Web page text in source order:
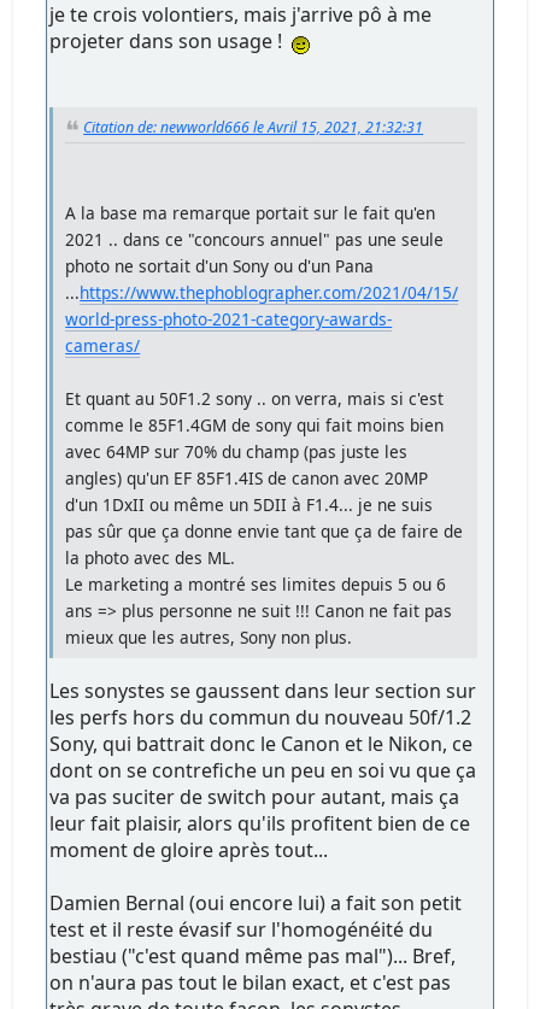
je te crois volontiers, mais j'arrive pô à me
projeter dans son usage !
Citation de: newworld666 le Avril 15, 2021, 21:32:31
A la base ma remarque portait sur le fait qu'en
2021 .. dans ce "concours annuel" pas une seule
photo ne sortait d'un Sony ou d'un Pana
...https://www.thephoblographer.com/2021/04/15/
world-press-photo-2021-category-awards-
cameras/
Et quant au 50F1.2 sony .. on verra, mais si c'est
comme le 85F1.4GM de sony qui fait moins bien
avec 64MP sur 70% du champ (pas juste les
angles) qu'un EF 85F1.4IS de canon avec 20MP
d'un 1DxII ou même un 5DII à F1.4... je ne suis
pas sûr que ça donne envie tant que ça de faire de
la photo avec des ML.
Le marketing a montré ses limites depuis 5 ou 6
ans => plus personne ne suit !!! Canon ne fait pas
mieux que les autres, Sony non plus.
Les sonystes se gaussent dans leur section sur
les perfs hors du commun du nouveau 50f/1.2
Sony, qui battrait donc le Canon et le Nikon, ce
dont on se contrefiche un peu en soi vu que ça
va pas suciter de switch pour autant, mais ça
leur fait plaisir, alors qu'ils profitent bien de ce
moment de gloire après tout...
Damien Bernal (oui encore lui) a fait son petit
test et il reste évasif sur l'homogénéité du
bestiau ("c'est quand même pas mal")... Bref,
on n'aura pas tout le bilan exact, et c'est pas